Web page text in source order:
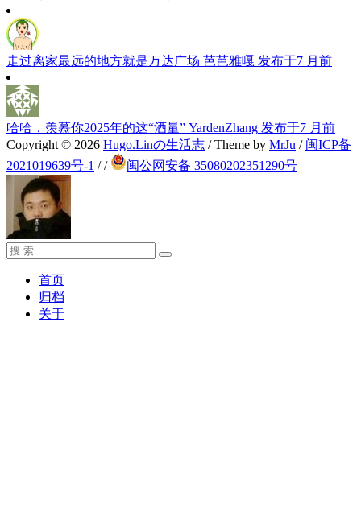
走过离家最远的地方就是万达广场 芭芭雅嘎 发布于7 月前
哈哈，羡慕你2025年的这“酒量” YardenZhang 发布于7 月前
Copyright © 2026 Hugo.Linの生活志 / Theme by MrJu / 闽ICP备
2021019639号-1 // 闽公网安备 35080202351290号
搜
搜
首页
归档
关于